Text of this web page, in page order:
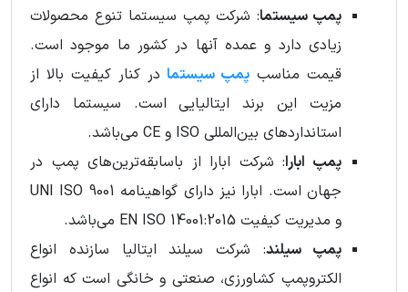
پمپ سیستما: شرکت پمپ سیستما تنوع محصولات
زیادی دارد و عمده آنها در کشور ما موجود است.
قیمت مناسب پمپ سیستمادر کنار کیفیت بالا از
مزیت این برند ایتالیایی است. سیستما دارای
استانداردهای بین‌المللی ISO و CE می‌باشد.
پمپ ابارا: شرکت ابارا از باسابقه‌ترین‌های پمپ در
جهان است. ابارا نیز دارای گواهینامه UNI ISO 9001
و مدیریت کیفیت EN ISO 14001:2015 می‌باشد.
پمپ سیلند: شرکت سیلند ایتالیا سازنده انواع
الکتروپمپ کشاورزی، صنعتی و خانگی است که انواع